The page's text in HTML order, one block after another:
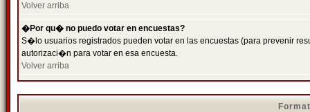
Volver arriba
�Por qu� no puedo votar en encuestas?
S�lo usuarios registrados pueden votar en las encuestas (para prevenir
autorizaci�n para votar en esa encuesta.
Volver arriba